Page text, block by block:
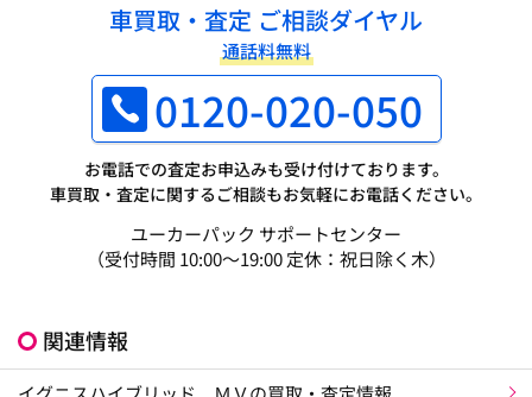
車買取・査定 ご相談ダイヤル
通話料無料
0120-020-050
お電話での査定お申込みも受け付けております。
車買取・査定に関するご相談もお気軽にお電話ください。
ユーカーパック サポートセンター
（受付時間 10:00～19:00 定休：祝日除く木）
関連情報